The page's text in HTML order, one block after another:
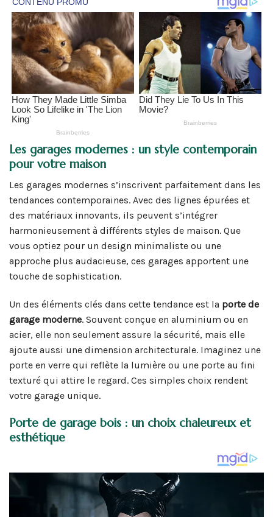
Les garages modernes : un style contemporain
pour votre maison
Les garages modernes s’inscrivent parfaitement dans les
tendances contemporaines. Avec des lignes épurées et
des matériaux innovants, ils peuvent s’intégrer
harmonieusement à différents styles de maison. Que
vous optiez pour un design minimaliste ou une
approche plus audacieuse, ces garages apportent une
touche de sophistication.
Un des éléments clés dans cette tendance est la porte de
garage moderne. Souvent conçue en aluminium ou en
acier, elle non seulement assure la sécurité, mais elle
ajoute aussi une dimension architecturale. Imaginez une
porte en verre qui reflète la lumière ou une porte au fini
texturé qui attire le regard. Ces simples choix rendent
votre garage unique.
Porte de garage bois : un choix chaleureux et
esthétique